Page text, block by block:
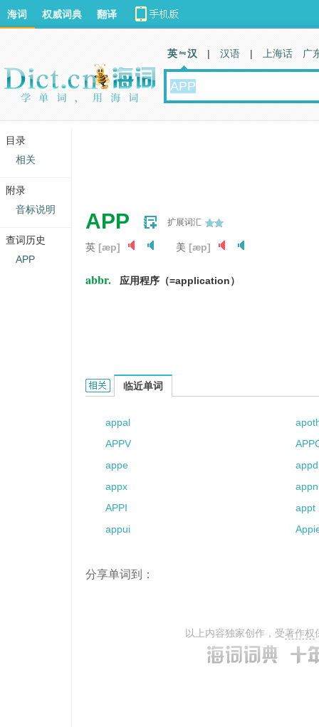
APP 扩展词汇
英 [æp] 美 [æp]
abbr. 应用程序（=application）
APP的相关资料：
临近单词
appal
APPV
appe
appd
appx
appn
APPI
appt
appui
分享单词到：
以上内容独家创作，受著作权
海词 权威词典 翻译
英 汉 | 汉语 | 上海话 广
目录
相关
附录
音标说明
查词历史
APP